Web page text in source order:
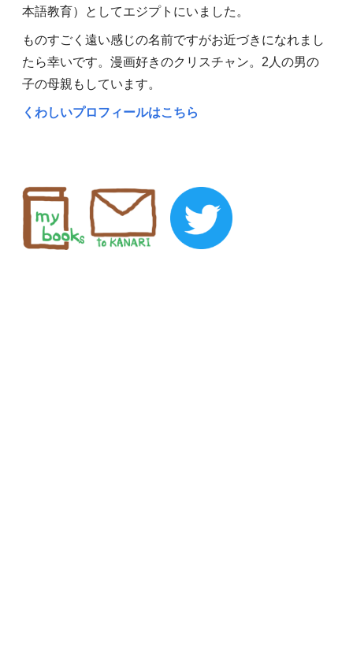
本語教育）としてエジプトにいました。
ものすごく遠い感じの名前ですがお近づきになれまし
たら幸いです。漫画好きのクリスチャン。2人の男の
子の母親もしています。
くわしいプロフィールはこちら